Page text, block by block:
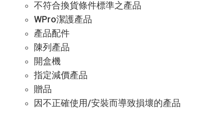
不符合換貨條件標準之產品
WPro潔護產品
產品配件
陳列產品
開盒機
指定減價產品
贈品
因不正確使用/安裝而導致損壞的產品